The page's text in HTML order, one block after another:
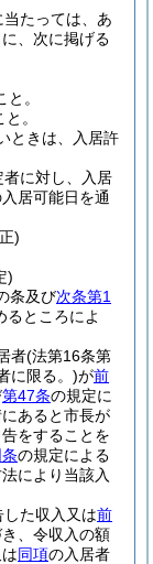
たっては、あ
、次に掲げる
。
。
ときは、入居許
に対し、入居
居可能日を通
)
)
条及び次条第1
るところによ
者(法第16条第
に限る。)が前
第47条の規定に
あると市長が
をすることを
の規定による
により当該入
た収入又は前
、令収入の額
同項の入居者